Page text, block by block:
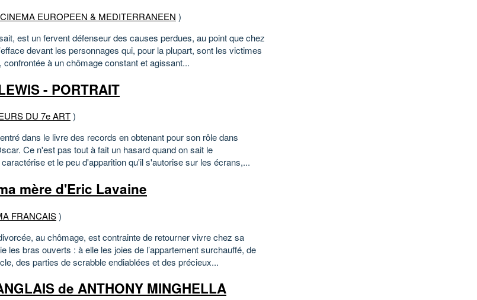
CINEMA EUROPEEN & MEDITERRANEEN )
est un fervent défenseur des causes perdues, au point que chez
devant les personnages qui, pour la plupart, sont les victimes
confrontée à un chômage constant et agissant...
- PORTRAIT
DU 7e ART)
dans le livre des records en obtenant pour son rôle dans
Ce n'est pas tout à fait un hasard quand on sait le
et le peu d'apparition qu'il s'autorise sur les écrans,...
mère d'Eric Lavaine
FRANCAIS)
au chômage, est contrainte de retourner vivre chez sa
les bras ouverts : à elle les joies de l’appartement surchauffé, de
des parties de scrabble endiablées et des précieux...
de ANTHONY MINGHELLA